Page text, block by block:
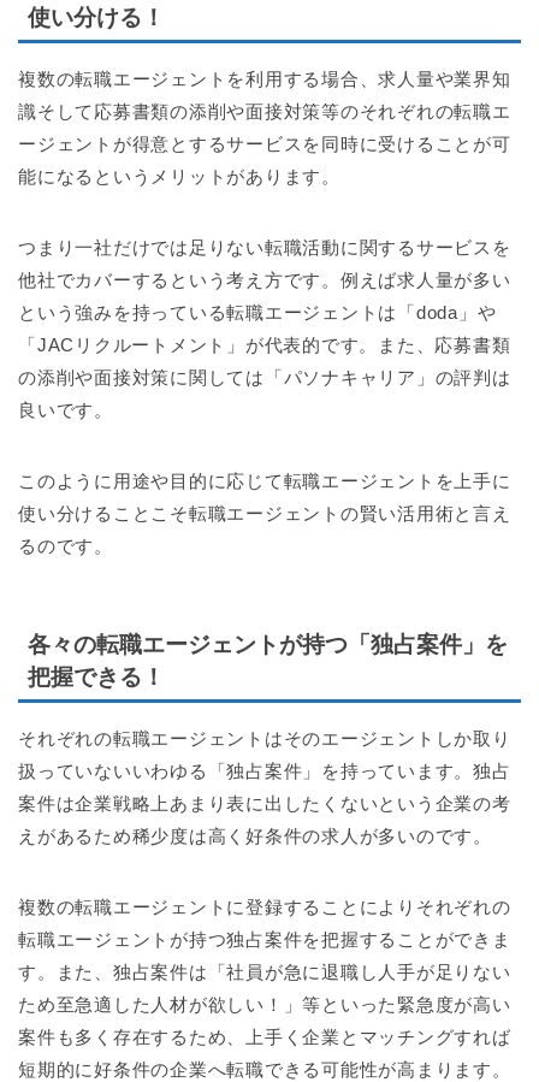
使い分ける！
複数の転職エージェントを利用する場合、求人量や業界知
識そして応募書類の添削や面接対策等のそれぞれの転職エ
ージェントが得意とするサービスを同時に受けることが可
能になるというメリットがあります。
つまり一社だけでは足りない転職活動に関するサービスを
他社でカバーするという考え方です。例えば求人量が多い
という強みを持っている転職エージェントは「doda」や
「JACリクルートメント」が代表的です。また、応募書類
の添削や面接対策に関しては「パソナキャリア」の評判は
良いです。
このように用途や目的に応じて転職エージェントを上手に
使い分けることこそ転職エージェントの賢い活用術と言え
るのです。
各々の転職エージェントが持つ「独占案件」を
把握できる！
それぞれの転職エージェントはそのエージェントしか取り
扱っていないいわゆる「独占案件」を持っています。独占
案件は企業戦略上あまり表に出したくないという企業の考
えがあるため稀少度は高く好条件の求人が多いのです。
複数の転職エージェントに登録することによりそれぞれの
転職エージェントが持つ独占案件を把握することができま
す。また、独占案件は「社員が急に退職し人手が足りない
ため至急適した人材が欲しい！」等といった緊急度が高い
案件も多く存在するため、上手く企業とマッチングすれば
短期的に好条件の企業へ転職できる可能性が高まります。